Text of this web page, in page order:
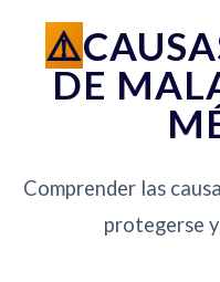
DE
Comprender las
protegerse